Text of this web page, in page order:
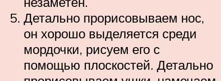
Детально прорисовываем нос,
он хорошо выделяется среди
мордочки, рисуем его с
помощью плоскостей. Детально